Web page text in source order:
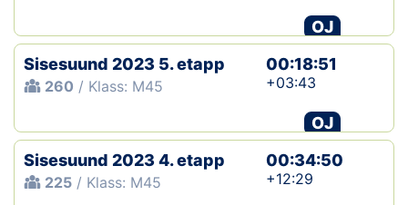
OJ
Sisesuund 2023 5. etapp
260 / Klass: M45
00:18:51
+03:43
OJ
Sisesuund 2023 4. etapp
225 / Klass: M45
00:34:50
+12:29